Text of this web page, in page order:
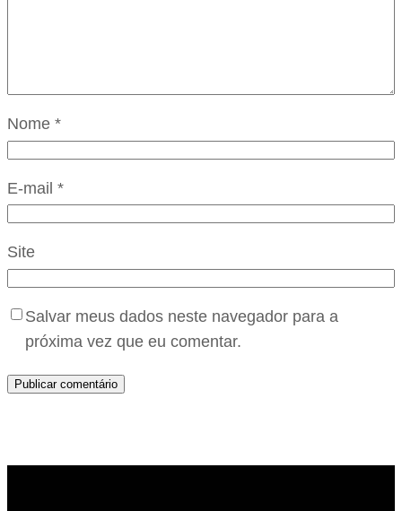
Nome *
E-mail *
Site
Salvar meus dados neste navegador para a
próxima vez que eu comentar.